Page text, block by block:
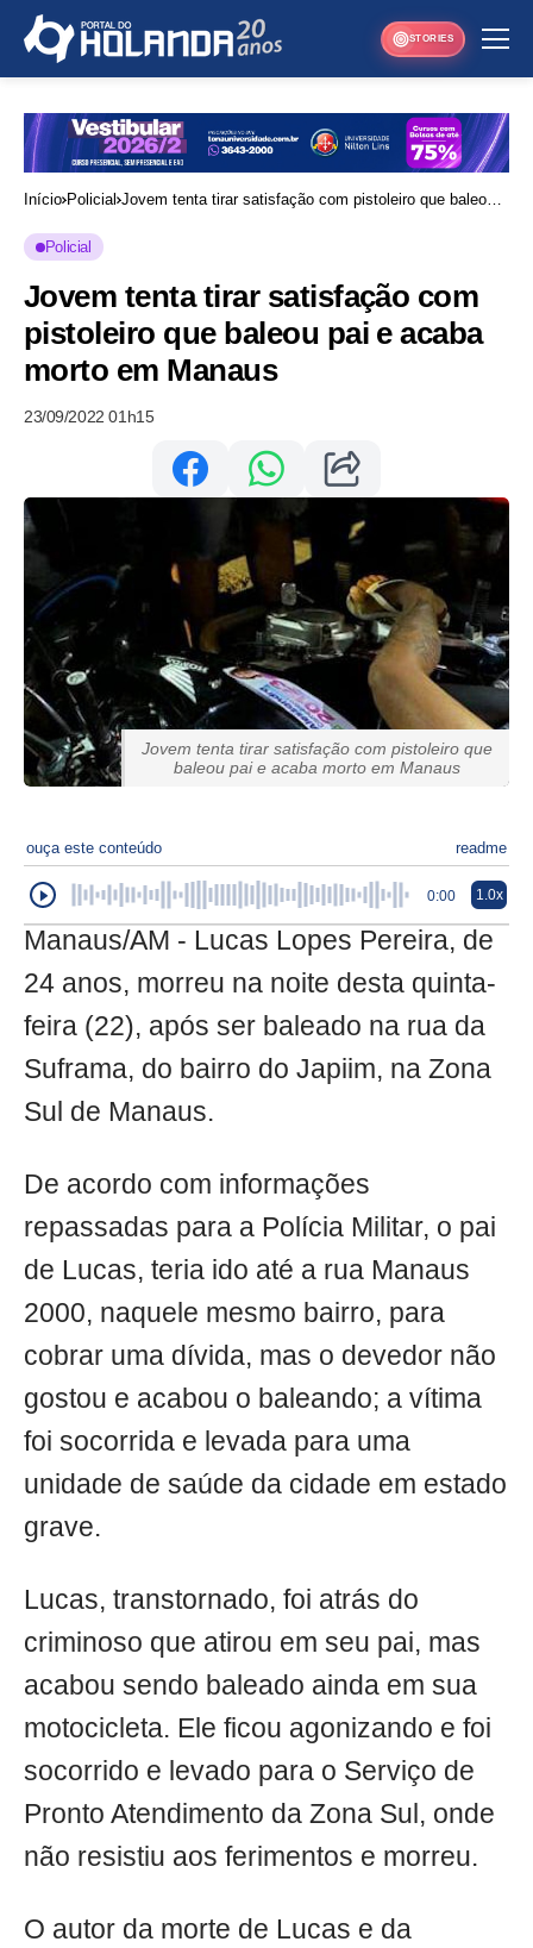
STORIES
Início Policial Jovem tenta tirar satisfação com pistoleiro que baleou
Policial
Jovem tenta tirar satisfação com
pistoleiro que baleou pai e acaba
morto em Manaus
23/09/2022 01h15
Jovem tenta tirar satisfação com pistoleiro que
baleou pai e acaba morto em Manaus
ouça este conteúdo readme
0:00 1.0x
Manaus/AM - Lucas Lopes Pereira, de
24 anos, morreu na noite desta quinta-
feira (22), após ser baleado na rua da
Suframa, do bairro do Japiim, na Zona
Sul de Manaus.
De acordo com informações
repassadas para a Polícia Militar, o pai
de Lucas, teria ido até a rua Manaus
2000, naquele mesmo bairro, para
cobrar uma dívida, mas o devedor não
gostou e acabou o baleando; a vítima
foi socorrida e levada para uma
unidade de saúde da cidade em estado
grave.
Lucas, transtornado, foi atrás do
criminoso que atirou em seu pai, mas
acabou sendo baleado ainda em sua
motocicleta. Ele ficou agonizando e foi
socorrido e levado para o Serviço de
Pronto Atendimento da Zona Sul, onde
não resistiu aos ferimentos e morreu.
O autor da morte de Lucas e da